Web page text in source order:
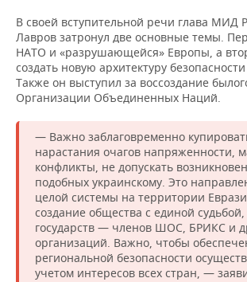
В своей вступительной речи глава МИД
Лавров затронул две основные темы.
НАТО и «разрушающейся» Европы, а
создать новую архитектуру
Также он выступил за воссоздание
Организации Объединенных Наций.
— Важно заблаговременно
нарастания очагов напряженности,
конфликты, не допускать
подобных украинскому. Это
целой системы на территории
создание общества с единой
государств — членов ШОС, БРИКС и
организаций. Важно, чтобы
региональной безопасности
учетом интересов всех стран, —